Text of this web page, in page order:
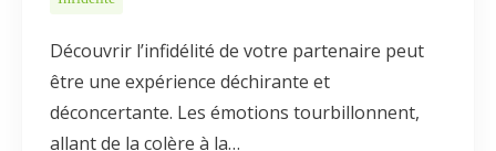
Découvrir l’infidélité de votre partenaire peut
être une expérience déchirante et
déconcertante. Les émotions tourbillonnent,
allant de la colère à la…